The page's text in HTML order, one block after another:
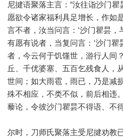
尼揵语聚落主言：“汝往诣沙门瞿
愿欲令诸家福利具足增长，作如
言不者，汝当问言：‘沙门瞿昙，
有愿有说者，当复问言：‘沙门
者，今云何于饥馑世，游行人间
丘、千优婆塞、五百乞残食人，
世间；如大雨雹，雨已，乃是减
殊不相应，不类不似，前后相违
藜论，令彼沙门瞿昙不得语、不
尔时，刀师氏聚落主受尼揵劝教